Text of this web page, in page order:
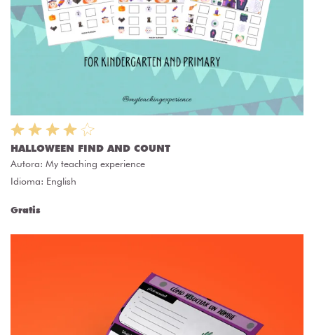
HALLOWEEN FIND AND COUNT
Autora: My teaching experience
Idioma: English
Gratis